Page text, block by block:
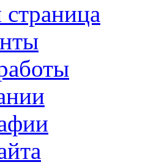
страница